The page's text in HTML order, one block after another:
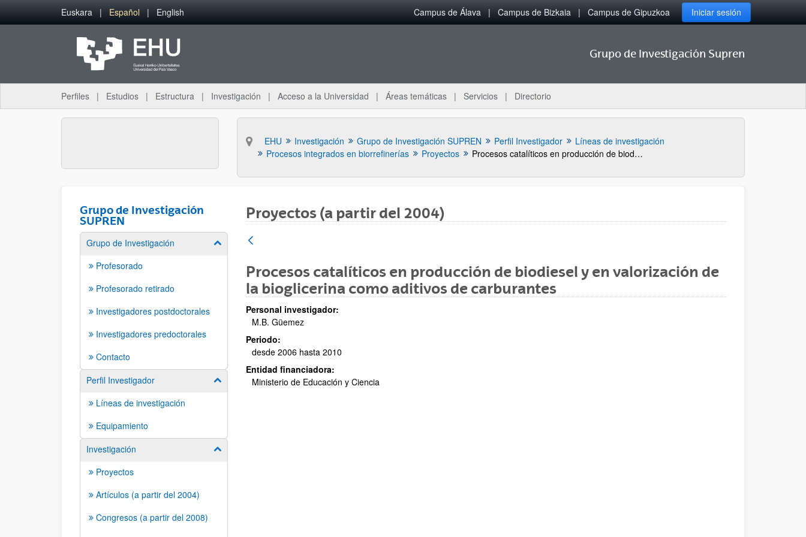
Saltar al contenido principal
Euskara Español English Campus de Álava Campus de Bizkaia Campus de Gipuzkoa Iniciar sesión
Grupo de Investigación Supren
Perfiles Estudios Estructura Investigación Acceso a la Universidad Áreas temáticas Servicios Directorio
EHU Investigación Grupo de Investigación SUPREN Perfil Investigador
Líneas de investigación
Procesos integrados en biorrefinerías
Proyectos Procesos catalíticos en producción de biodiesel y en valorización de la bioglicerina como aditivos de carburantes
Grupo de Investigación
SUPREN
Grupo de Investigación Mostrar/ocultar subpáginas
Profesorado
Profesorado retirado
Investigadores postdoctorales
Investigadores predoctorales
Contacto
Perfil Investigador
Mostrar/ocultar subpáginas
Líneas de investigación
Equipamiento
Investigación
Mostrar/ocultar subpáginas
Proyectos
Artículos (a partir del 2004)
Congresos (a partir del 2008)
Proyectos (a partir del 2004)
Procesos catalíticos en producción de biodiesel y en valorización de
la bioglicerina como aditivos de carburantes
Personal investigador:
M.B. Güemez
Periodo:
desde 2006 hasta 2010
Entidad financiadora:
Ministerio de Educación y Ciencia